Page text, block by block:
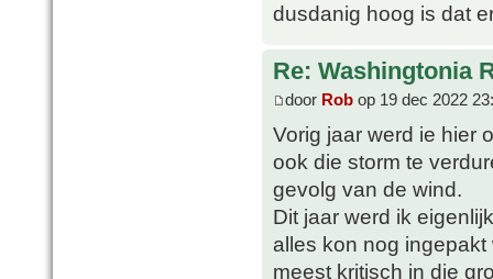
dusdanig hoog is dat
Re: Washingtonia
door Rob op 19 dec 2022
Vorig jaar werd ie hier
ook die storm te
gevolg van de wind.
Dit jaar werd ik
alles kon nog
meest kritisch in die